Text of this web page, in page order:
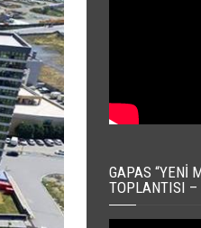
GAPAS “YENI
TOPLANTISI –